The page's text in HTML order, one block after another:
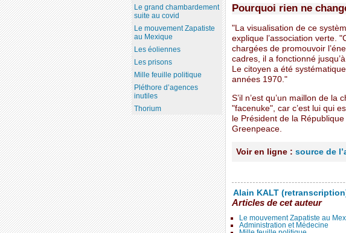
Pourquoi rien ne
"La visualisation de ce
explique l’association verte.
chargées de promouvoir
cadres, il a fonctionné
Le citoyen a été
années 1970."
S’il n’est qu’un maillon de
"facenuke", car c’est lui qui
le Président de la
Greenpeace.
Voir en ligne : source de
Alain KALT
Articles de cet auteur
Le mouvement Zapatiste au
Administration et Médecine
Le grand chambardement
suite au covid
Le mouvement Zapatiste
au Mexique
Les éoliennes
Les prisons
Mille feuille politique
Pléthore d’agences
inutiles
Thorium